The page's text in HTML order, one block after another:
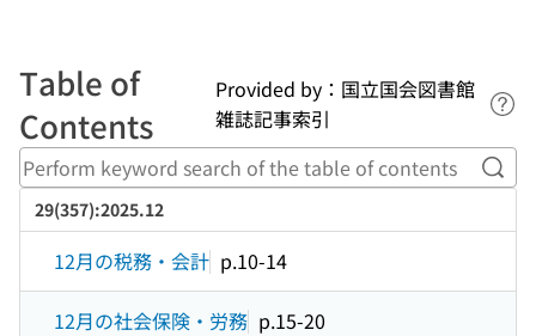
Table of
Contents
Provided by：国立国会図書館
雑誌記事索引
29(357):2025.12
12月の税務・会計 p.10-14
12月の社会保険・労務 p.15-20